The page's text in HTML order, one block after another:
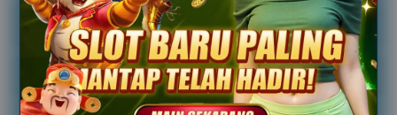
Konfirmasi Iuran
Uji Kompetensi